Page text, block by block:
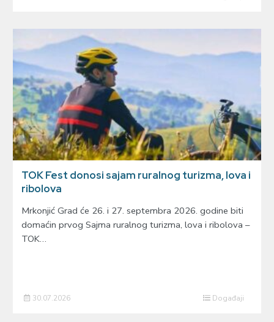
TOK Fest donosi sajam ruralnog turizma, lova i
ribolova
Mrkonjić Grad će 26. i 27. septembra 2026. godine biti
domaćin prvog Sajma ruralnog turizma, lova i ribolova –
TOK…
30.07.2026 Događaji